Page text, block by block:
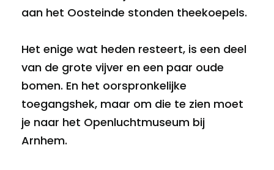
aan het Oosteinde stonden theekoepels.
Het enige wat heden resteert, is een deel
van de grote vijver en een paar oude
bomen. En het oorspronkelijke
toegangshek, maar om die te zien moet
je naar het Openluchtmuseum bij
Arnhem.